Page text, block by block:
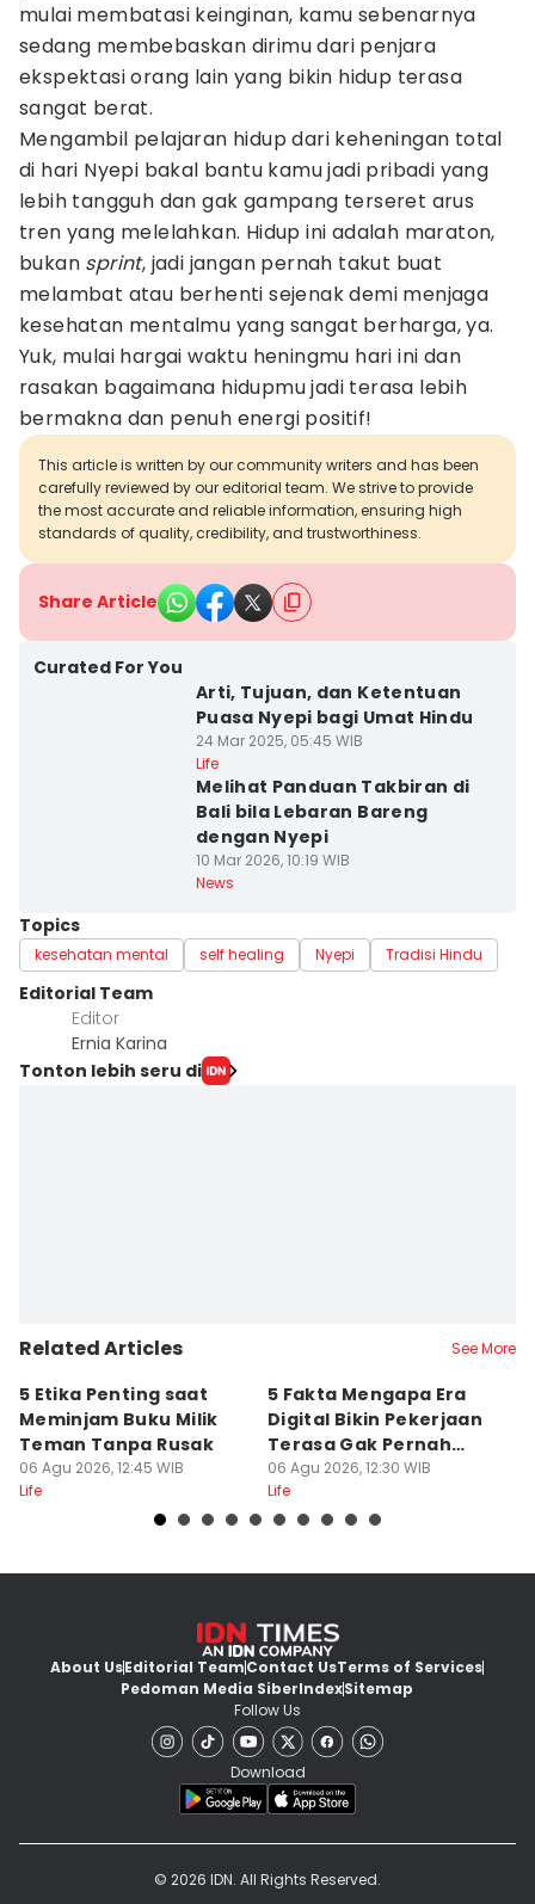
mulai membatasi keinginan, kamu sebenarnya
sedang membebaskan dirimu dari penjara
ekspektasi orang lain yang bikin hidup terasa
sangat berat.
Mengambil pelajaran hidup dari keheningan total
di hari Nyepi bakal bantu kamu jadi pribadi yang
lebih tangguh dan gak gampang terseret arus
tren yang melelahkan. Hidup ini adalah maraton,
bukan sprint, jadi jangan pernah takut buat
melambat atau berhenti sejenak demi menjaga
kesehatan mentalmu yang sangat berharga, ya.
Yuk, mulai hargai waktu heningmu hari ini dan
rasakan bagaimana hidupmu jadi terasa lebih
bermakna dan penuh energi positif!
This article is written by our community writers and has been
carefully reviewed by our editorial team. We strive to provide
the most accurate and reliable information, ensuring high
standards of quality, credibility, and trustworthiness.
Share Article
Curated For You
Arti, Tujuan, dan Ketentuan
Puasa Nyepi bagi Umat Hindu
24 Mar 2025, 05:45 WIB
Life
Melihat Panduan Takbiran di
Bali bila Lebaran Bareng
dengan Nyepi
10 Mar 2026, 10:19 WIB
News
Topics
kesehatan mental self healing Nyepi Tradisi Hindu
Editorial Team
Editor
Ernia Karina
Tonton lebih seru di
Related Articles See More
5 Etika Penting saat
Meminjam Buku Milik
Teman Tanpa Rusak
06 Agu 2026, 12:45 WIB
Life
5 Fakta Mengapa Era
Digital Bikin Pekerjaan
Terasa Gak Pernah
Selesai
06 Agu 2026, 12:30 WIB
Life
About UsEditorial TeamContact UsTerms of Services
Pedoman Media SiberIndexSitemap
Follow Us
Download
© 2026 IDN. All Rights Reserved.